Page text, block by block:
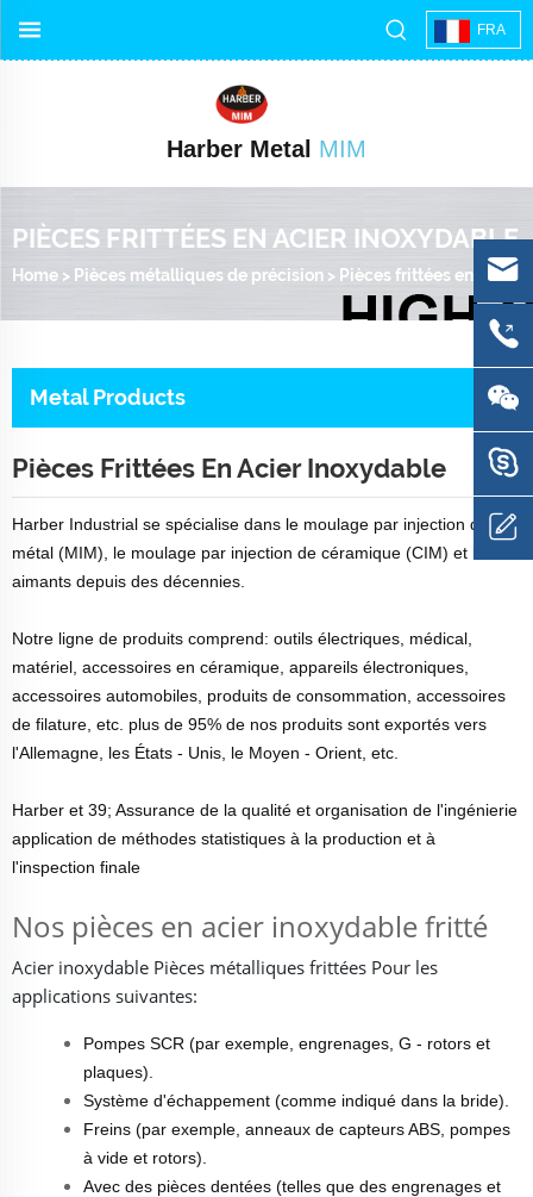
FRA
Harber Metal MIM
PIÈCES FRITTÉES EN ACIER INOXYDABLE
Home > Pièces métalliques de précision > Pièces frittées en acier inoxydable
Metal Products
Pièces Frittées En Acier Inoxydable
Harber Industrial se spécialise dans le moulage par injection de
métal (MIM), le moulage par injection de céramique (CIM) et les
aimants depuis des décennies.
Notre ligne de produits comprend: outils électriques, médical,
matériel, accessoires en céramique, appareils électroniques,
accessoires automobiles, produits de consommation, accessoires
de filature, etc. plus de 95% de nos produits sont exportés vers
l'Allemagne, les États - Unis, le Moyen - Orient, etc.
Harber et 39; Assurance de la qualité et organisation de l'ingénierie
application de méthodes statistiques à la production et à
l'inspection finale
Nos pièces en acier inoxydable fritté
Acier inoxydable Pièces métalliques frittées Pour les
applications suivantes:
Pompes SCR (par exemple, engrenages, G - rotors et
plaques).
Système d'échappement (comme indiqué dans la bride).
Freins (par exemple, anneaux de capteurs ABS, pompes
à vide et rotors).
Avec des pièces dentées (telles que des engrenages et